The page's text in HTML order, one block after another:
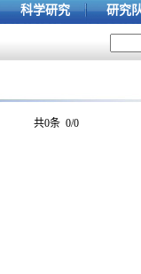
科学研究 研究
共0条 0/0